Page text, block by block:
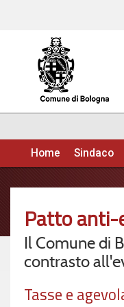
Menu principale
Home Sindaco
Patto anti-
Il Comune di
contrasto
Tasse e